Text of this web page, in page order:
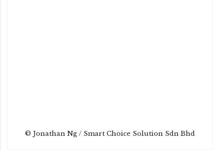
© Jonathan Ng / Smart Choice Solution Sdn Bhd